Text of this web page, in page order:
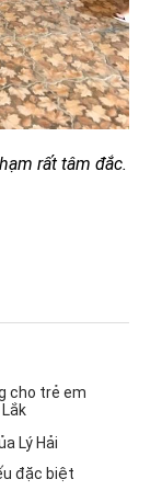
rất tâm đắc.
cho trẻ em
Lý Hải
đặc biệt